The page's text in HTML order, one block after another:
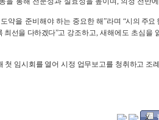
약을 준비해야 하는 중요한 해”라며 “시의 주요
최선을 다하겠다”고 강조하고,새해에도 초심을
첫 임시회를 열어 시정 업무보고를 청취하고